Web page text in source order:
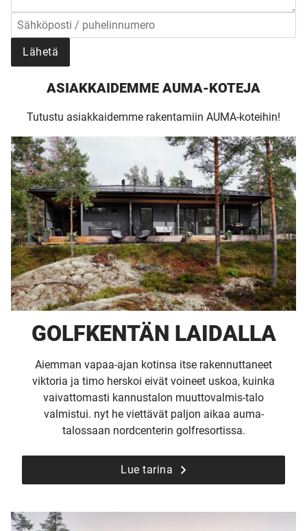
Lähetä
ASIAKKAIDEMME AUMA-KOTEJA
Tutustu asiakkaidemme rakentamiin AUMA-koteihin!
GOLFKENTÄN LAIDALLA
Aiemman vapaa-ajan kotinsa itse rakennuttaneet
viktoria ja timo herskoi eivät voineet uskoa, kuinka
vaivattomasti kannustalon muuttovalmis-talo
valmistui. nyt he viettävät paljon aikaa auma-
talossaan nordcenterin golfresortissa.
Lue tarina
Tilaa esite